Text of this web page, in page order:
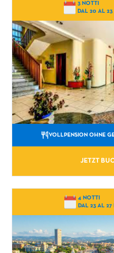
3 NOTTI
DAL 20 AL 23
VOLLPENSION OHNE
JETZT
4 NOTTI
DAL 23 AL 27